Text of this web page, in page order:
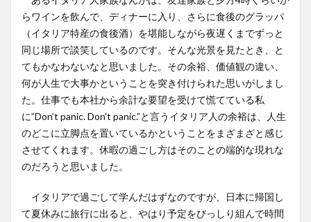
らワインを飲んで、ディナーに入り、さらに食後のグラッパ
（イタリア特産の食後酒）を堪能しながら夜遅くまでずっと
同じ場所で談笑しているのです。そんな光景を見たとき、と
てもかなわないなと思いました。その余裕、価値観の違い、
何が人生で大事かということを突き付けられた思いがしまし
た。仕事でも本社から余計な要望を受けて慌てている私
に”Don’t panic. Don’t panic.”と言うイタリア人の余裕は、人生
のどこに立脚点を置いているかということをまざまざと感じ
させてくれます。休暇の過ごし方はそのことの端的な現れな
のだろうと思いました。
イタリアで過ごして学んだはずなのですが、日本に帰国し
て夏休みに旅行に出ると、やはり予定をびっしり組んで時間